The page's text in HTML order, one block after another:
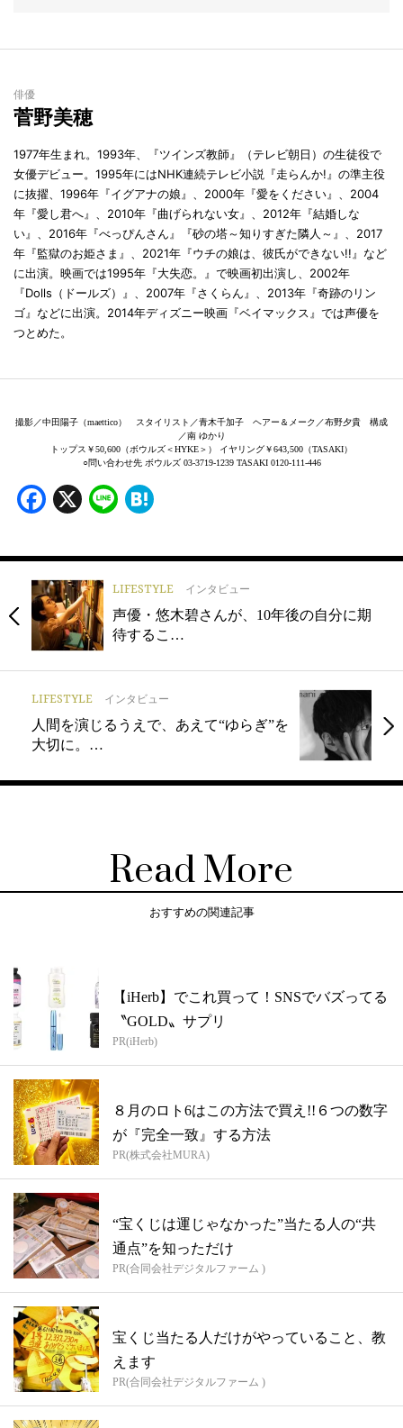
俳優
菅野美穂
1977年生まれ。1993年、『ツインズ教師』（テレビ朝日）の生徒役で
女優デビュー。1995年にはNHK連続テレビ小説『走らんか!』の準主役
に抜擢、1996年『イグアナの娘』、2000年『愛をください』、2004
年『愛し君へ』、2010年『曲げられない女』、2012年『結婚しな
い』、2016年『べっぴんさん』『砂の塔～知りすぎた隣人～』、2017
年『監獄のお姫さま』、2021年『ウチの娘は、彼氏ができない!!』など
に出演。映画では1995年『大失恋。』で映画初出演し、2002年
『Dolls（ドールズ）』、2007年『さくらん』、2013年『奇跡のリン
ゴ』などに出演。2014年ディズニー映画『ベイマックス』では声優を
つとめた。
撮影／中田陽子（maettico） スタイリスト／青木千加子 ヘアー＆メーク／布野夕貴 構成
／南 ゆかり
トップス￥50,600（ボウルズ＜HYKE＞） イヤリング￥643,500（TASAKI）
○問い合わせ先 ボウルズ 03-3719-1239 TASAKI 0120-111-446
Facebook
X Line
LIFESTYLE インタビュー
声優・悠木碧さんが、10年後の自分に期
待するこ…
LIFESTYLE インタビュー
人間を演じるうえで、あえて“ゆらぎ”を
大切に。…
Read More
おすすめの関連記事
【iHerb】でこれ買って！SNSでバズってる
〝GOLD〟サプリ
PR(iHerb)
８月のロト6はこの方法で買え!!６つの数字
が『完全一致』する方法
PR(株式会社MURA)
“宝くじは運じゃなかった”当たる人の“共
通点”を知っただけ
PR(合同会社デジタルファーム )
宝くじ当たる人だけがやっていること、教
えます
PR(合同会社デジタルファーム )